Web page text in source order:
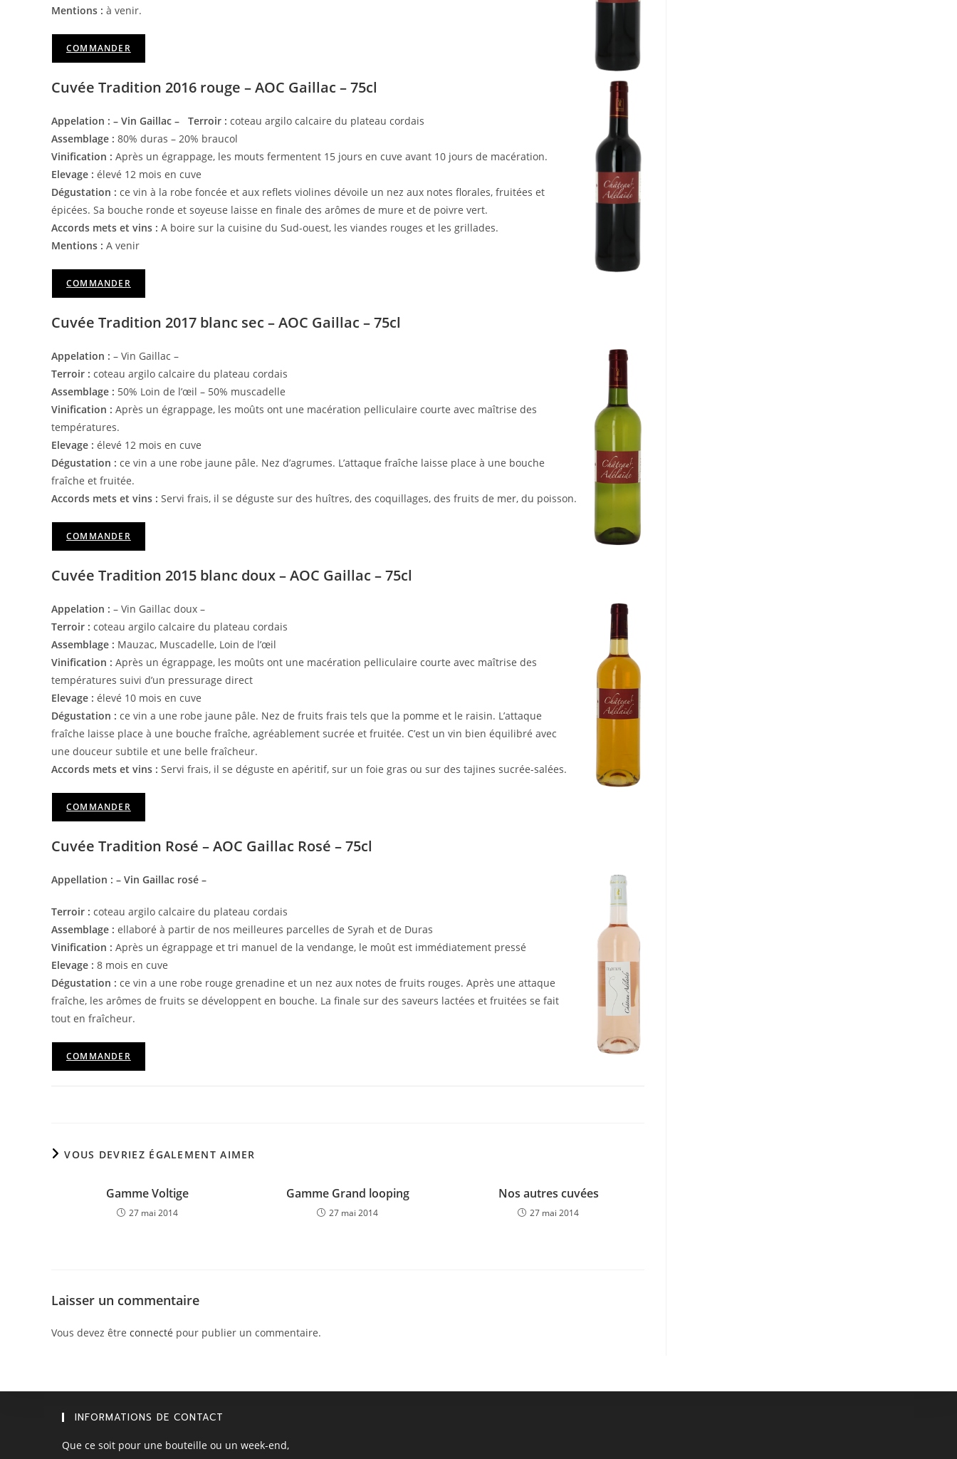
Mentions : à venir.
COMMANDER
Cuvée Tradition 2016 rouge – AOC Gaillac – 75cl
Appelation : – Vin Gaillac – Terroir : coteau argilo calcaire du plateau cordais
Assemblage : 80% duras – 20% braucol
Vinification : Après un égrappage, les mouts fermentent 15 jours en cuve avant 10 jours de macération.
Elevage : élevé 12 mois en cuve
Dégustation : ce vin à la robe foncée et aux reflets violines dévoile un nez aux notes florales, fruitées et
épicées. Sa bouche ronde et soyeuse laisse en finale des arômes de mure et de poivre vert.
Accords mets et vins : A boire sur la cuisine du Sud-ouest, les viandes rouges et les grillades.
Mentions : A venir
COMMANDER
Cuvée Tradition 2017 blanc sec – AOC Gaillac – 75cl
Appelation : – Vin Gaillac –
Terroir : coteau argilo calcaire du plateau cordais
Assemblage : 50% Loin de l’œil – 50% muscadelle
Vinification : Après un égrappage, les moûts ont une macération pelliculaire courte avec maîtrise des
températures.
Elevage : élevé 12 mois en cuve
Dégustation : ce vin a une robe jaune pâle. Nez d’agrumes. L’attaque fraîche laisse place à une bouche
fraîche et fruitée.
Accords mets et vins : Servi frais, il se déguste sur des huîtres, des coquillages, des fruits de mer, du poisson.
COMMANDER
Cuvée Tradition 2015 blanc doux – AOC Gaillac – 75cl
Appelation : – Vin Gaillac doux –
Terroir : coteau argilo calcaire du plateau cordais
Assemblage : Mauzac, Muscadelle, Loin de l’œil
Vinification : Après un égrappage, les moûts ont une macération pelliculaire courte avec maîtrise des
températures suivi d’un pressurage direct
Elevage : élevé 10 mois en cuve
Dégustation : ce vin a une robe jaune pâle. Nez de fruits frais tels que la pomme et le raisin. L’attaque
fraîche laisse place à une bouche fraîche, agréablement sucrée et fruitée. C’est un vin bien équilibré avec
une douceur subtile et une belle fraîcheur.
Accords mets et vins : Servi frais, il se déguste en apéritif, sur un foie gras ou sur des tajines sucrée-salées.
COMMANDER
Cuvée Tradition Rosé – AOC Gaillac Rosé – 75cl
Appellation : – Vin Gaillac rosé –
Terroir : coteau argilo calcaire du plateau cordais
Assemblage : ellaboré à partir de nos meilleures parcelles de Syrah et de Duras
Vinification : Après un égrappage et tri manuel de la vendange, le moût est immédiatement pressé
Elevage : 8 mois en cuve
Dégustation : ce vin a une robe rouge grenadine et un nez aux notes de fruits rouges. Après une attaque
fraîche, les arômes de fruits se développent en bouche. La finale sur des saveurs lactées et fruitées se fait
tout en fraîcheur.
COMMANDER
VOUS DEVRIEZ ÉGALEMENT AIMER
Gamme Voltige
27 mai 2014
Gamme Grand looping
27 mai 2014
Nos autres cuvées
27 mai 2014
Laisser un commentaire
Vous devez être connecté pour publier un commentaire.
INFORMATIONS DE CONTACT
Que ce soit pour une bouteille ou un week-end,